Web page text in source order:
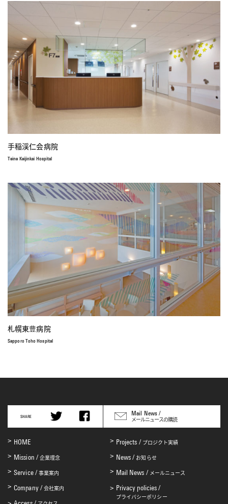
手稲渓仁会病院
Teine Keijinkai Hospital
札幌東豊病院
Sapporo Toho Hospital
SHARE Mail News /
メールニュースの購読
HOME
Mission / 企業理念
Service / 事業案内
Company / 会社案内
Projects / プロジクト実績
News / お知らせ
Mail News / メールニュース
Privacy policies /
プライバシーポリシー